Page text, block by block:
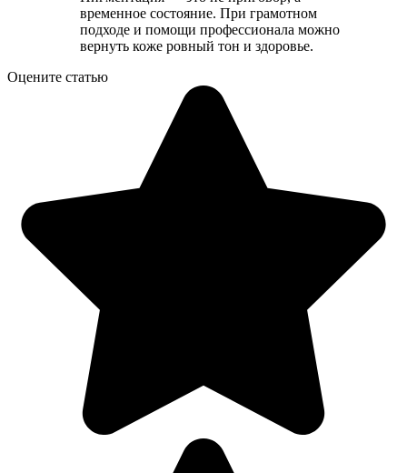
временное состояние. При грамотном
подходе и помощи профессионала можно
вернуть коже ровный тон и здоровье.
Оцените статью